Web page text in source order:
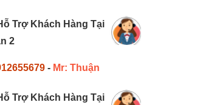
Trợ Khách Hàng Tại
2
- Mr: Thuận
Trợ Khách Hàng Tại